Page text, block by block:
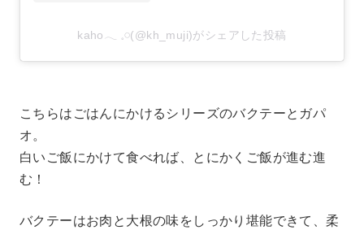
kaho𓂃 𓈒𓏸(@kh_muji)がシェアした投稿
こちらはごはんにかけるシリーズのバクテーとガパ
オ。
白いご飯にかけて食べれば、とにかくご飯が進む進
む！
バクテーはお肉と大根の味をしっかり堪能できて、柔